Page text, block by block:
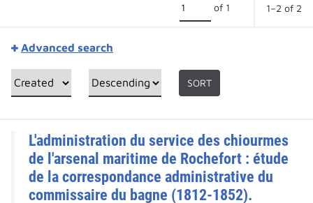
of 1 1–2 of 2
Advanced search
SORT
L'administration du service des chiourmes
de l'arsenal maritime de Rochefort : étude
de la correspondance administrative du
commissaire du bagne (1812-1852).